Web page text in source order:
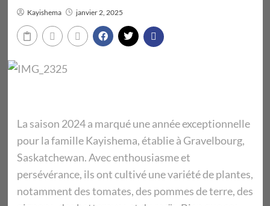
Kayishema janvier 2, 2025
La saison 2024 a marqué une année exceptionnelle
pour la famille Kayishema, établie à Gravelbourg,
Saskatchewan. Avec enthousiasme et
persévérance, ils ont cultivé une variété de plantes,
notamment des tomates, des pommes de terre, des